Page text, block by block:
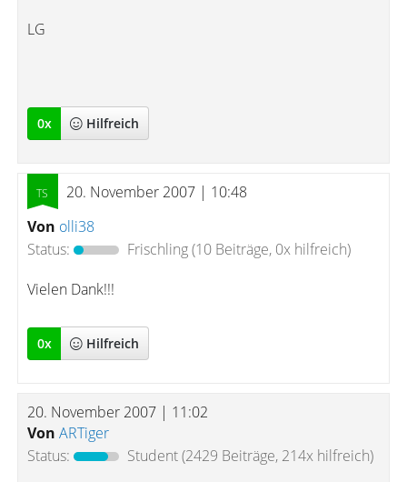
LG
0x Hilfreich
20. November 2007 | 10:48
Von olli38
Status:
Frischling(10 Beiträge, 0x hilfreich)
Vielen Dank!!!
0x Hilfreich
20. November 2007 | 11:02
Von ARTiger
Status:
Student(2429 Beiträge, 214x hilfreich)